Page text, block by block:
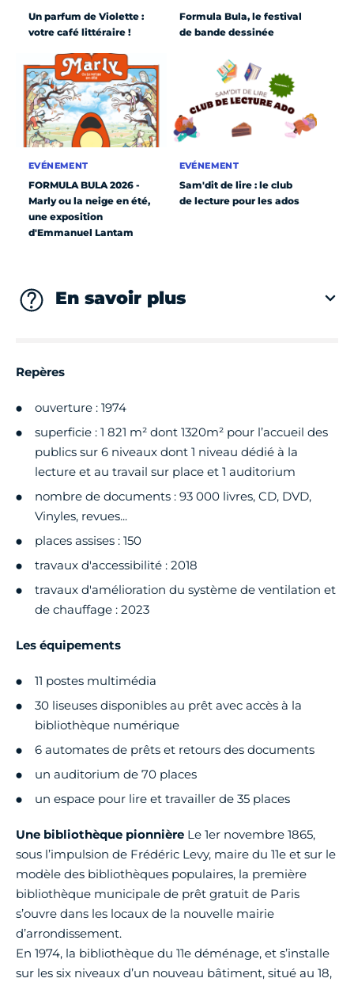
Un parfum de Violette :
votre café littéraire !
Formula Bula, le festival
de bande dessinée
EVÉNEMENT
FORMULA BULA 2026 -
Marly ou la neige en été,
une exposition
d'Emmanuel Lantam
EVÉNEMENT
Sam'dit de lire : le club
de lecture pour les ados
En savoir plus
Repères
ouverture : 1974
superficie : 1 821 m² dont 1320m² pour l’accueil des
publics sur 6 niveaux dont 1 niveau dédié à la
lecture et au travail sur place et 1 auditorium
nombre de documents : 93 000 livres, CD, DVD,
Vinyles, revues...
places assises : 150
travaux d'accessibilité : 2018
travaux d'amélioration du système de ventilation et
de chauffage : 2023
Les équipements
11 postes multimédia
30 liseuses disponibles au prêt avec accès à la
bibliothèque numérique
6 automates de prêts et retours des documents
un auditorium de 70 places
un espace pour lire et travailler de 35 places
Une bibliothèque pionnière Le 1er novembre 1865,
sous l’impulsion de Frédéric Levy, maire du 11e et sur le
modèle des bibliothèques populaires, la première
bibliothèque municipale de prêt gratuit de Paris
s’ouvre dans les locaux de la nouvelle mairie
d’arrondissement.
En 1974, la bibliothèque du 11e déménage, et s’installe
sur les six niveaux d’un nouveau bâtiment, situé au 18,